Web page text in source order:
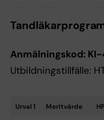
Anmälningskod: KI-
Utbildningstillfälle:
Urval 1 Meritvärde